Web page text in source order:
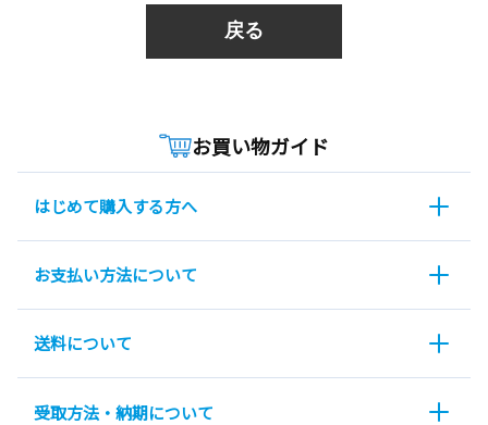
戻る
お買い物ガイド
はじめて購入する方へ
お支払い方法について
送料について
受取方法・納期について